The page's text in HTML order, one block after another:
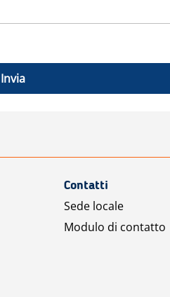
Invia
Contatti
Sede locale
Modulo di contatto